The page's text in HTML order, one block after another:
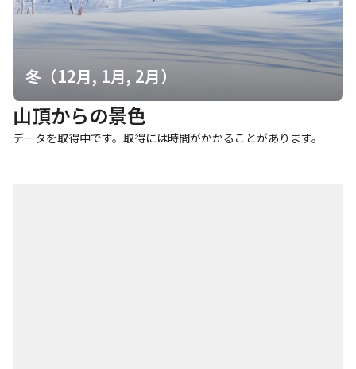
冬（12月, 1月, 2月）
山頂からの景色
データを取得中です。取得には時間がかかることがあります。